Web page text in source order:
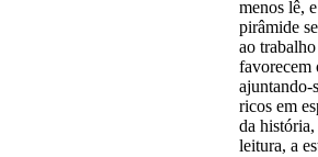
menos lê,
pirâmide
ao
favorecem
ajuntando-
ricos em
da
leitura, a